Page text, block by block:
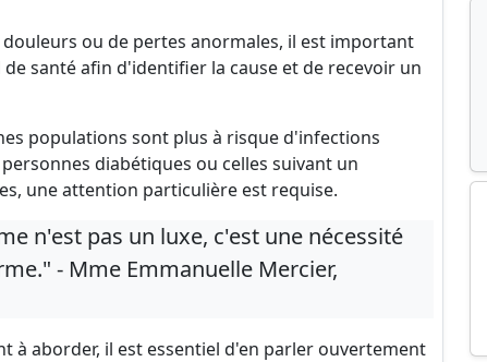
ou de pertes anormales, il est important
santé afin d'identifier la cause et de recevoir un
populations sont plus à risque d'infections
diabétiques ou celles suivant un
une attention particulière est requise.
n'est pas un luxe, c'est une nécessité
- Mme Emmanuelle Mercier,
à aborder, il est essentiel d'en parler ouvertement